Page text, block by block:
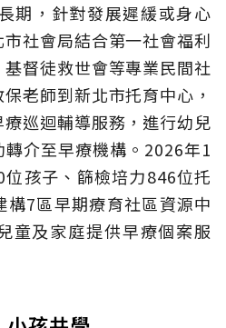
期，針對發展遲緩或身心
社會局結合第一社會福利
督徒救世會等專業民間社
老師到新北市托育中心，
巡迴輔導服務，進行幼兒
介至早療機構。2026年1
孩子、篩檢培力846位托
構7區早期療育社區資源中
童及家庭提供早療個案服